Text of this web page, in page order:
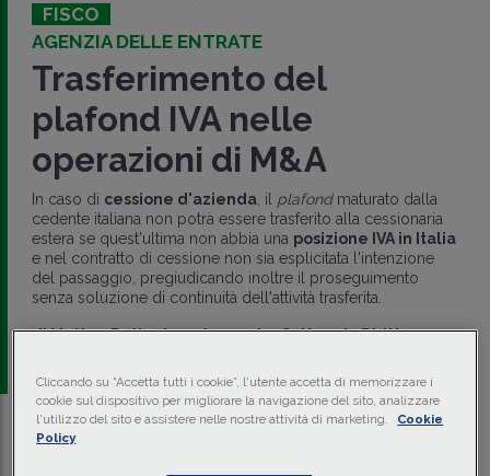
FISCO
AGENZIA DELLE ENTRATE
Trasferimento del
plafond IVA nelle
operazioni di M&A
In caso di cessione d'azienda, il plafond maturato dalla
cedente italiana non potrà essere trasferito alla cessionaria
estera se quest'ultima non abbia una posizione IVA in Italia
e nel contratto di cessione non sia esplicitata l'intenzione
del passaggio, pregiudicando inoltre il proseguimento
senza soluzione di continuità dell'attività trasferita.
diMatteo Dellapina-Avvocato, Cultore in Diritto
Traduci con IA
Cliccando su “Accetta tutti i cookie”, l'utente accetta di memorizzare i
cookie sul dispositivo per migliorare la navigazione del sito, analizzare
l'utilizzo del sito e assistere nelle nostre attività di marketing.
Cookie
Policy